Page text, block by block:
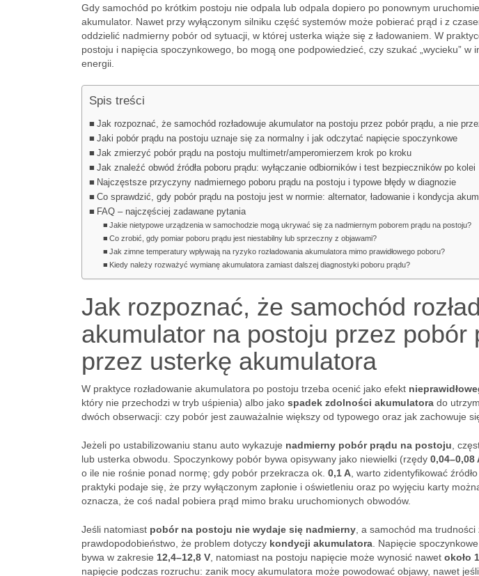
Gdy samochód po krótkim postoju nie odpala lub odpala dopiero po ponownym
akumulator. Nawet przy wyłączonym silniku część systemów może pobierać prąd i z
oddzielić nadmierny pobór od sytuacji, w której usterka wiąże się z ładowaniem. W
postoju i napięcia spoczynkowego, bo mogą one podpowiedzieć, czy szukać „wycieku” w
energii.
Spis treści
Jak rozpoznać, że samochód rozładowuje akumulator na postoju przez pobór prądu, a nie
Jaki pobór prądu na postoju uznaje się za normalny i jak odczytać napięcie spoczynkowe
Jak zmierzyć pobór prądu na postoju multimetr/amperomierzem krok po kroku
Jak znaleźć obwód źródła poboru prądu: wyłączanie odbiorników i test bezpieczników po kolei
Najczęstsze przyczyny nadmiernego poboru prądu na postoju i typowe błędy w diagnozie
Co sprawdzić, gdy pobór prądu na postoju jest w normie: alternator, ładowanie i kondycja
FAQ – najczęściej zadawane pytania
Jakie nietypowe urządzenia w samochodzie mogą ukrywać się za nadmiernym poborem prądu na postoju?
Co zrobić, gdy pomiar poboru prądu jest niestabilny lub sprzeczny z objawami?
Jak zimne temperatury wpływają na ryzyko rozładowania akumulatora mimo prawidłowego poboru?
Kiedy należy rozważyć wymianę akumulatora zamiast dalszej diagnostyki poboru prądu?
Jak rozpoznać, że samochód
akumulator na postoju przez pobór
przez usterkę akumulatora
W praktyce rozładowanie akumulatora po postoju trzeba ocenić jako efekt
który nie przechodzi w tryb uśpienia) albo jako spadek zdolności akumulatora do
dwóch obserwacji: czy pobór jest zauważalnie większy od typowego oraz jak zachowuje
Jeżeli po ustabilizowaniu stanu auto wykazuje nadmierny pobór prądu na postoju ,
lub usterka obwodu. Spoczynkowy pobór bywa opisywany jako niewielki (rzędy 0,04–0,08
o ile nie rośnie ponad normę; gdy pobór przekracza ok. 0,1 A , warto zidentyfikować
praktyki podaje się, że przy wyłączonym zapłonie i oświetleniu oraz po wyjęciu karty
oznacza, że coś nadal pobiera prąd mimo braku uruchomionych obwodów.
Jeśli natomiast pobór na postoju nie wydaje się nadmierny , a samochód ma
prawdopodobieństwo, że problem dotyczy kondycji akumulatora . Napięcie
bywa w zakresie 12,4–12,8 V , natomiast na postoju napięcie może wynosić nawet około
napięcie podczas rozruchu: zanik mocy akumulatora może powodować objawy, nawet